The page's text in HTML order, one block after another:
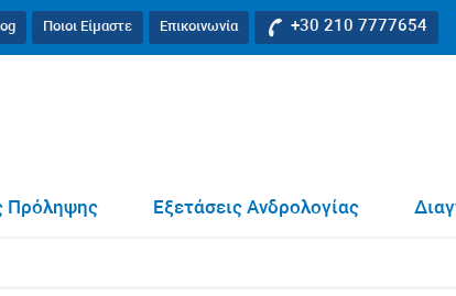
+30 210 7777654
Επικοινωνία
Ποιοι Είμαστε
Εξετάσεις Ανδρολογίας
Πρόληψης